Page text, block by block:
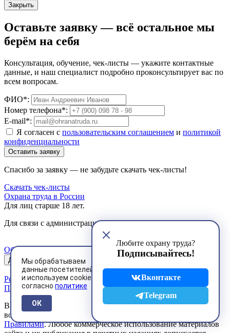
Закрыть
Оставьте заявку — всё остальное мы
берём на себя
Консультация, обучение, чек-листы — укажите контактные
данные, и наш специалист подробно проконсультирует вас по
всем вопросам.
ФИО*:
Номер телефона*:
E-mail*:
Я согласен с пользовательским соглашением и политикой
конфиденциальности
Оставить заявку
Спасибо за заявку — не забудьте скачать чек-листы!
Скачать чек-листы
Мы обрабатываем
данные посетителей
и используем cookies
согласно политике
ОК
Любите охрану труда?
Подписывайтесь!
Вконтакте
Telegram
Охрана труда в России
Для лиц старше 18 лет.
Для связи с администрацией пишите наmail@ohranatruda.ru
Обратная связь
Десктопная версия
Реклама на сайте
Политика конфиденциальности
ВНИМАНИЕ! Любое использование материалов сайта
возможно только в строгом соответствии с установленными
Правилами. Любое коммерческое использование материалов